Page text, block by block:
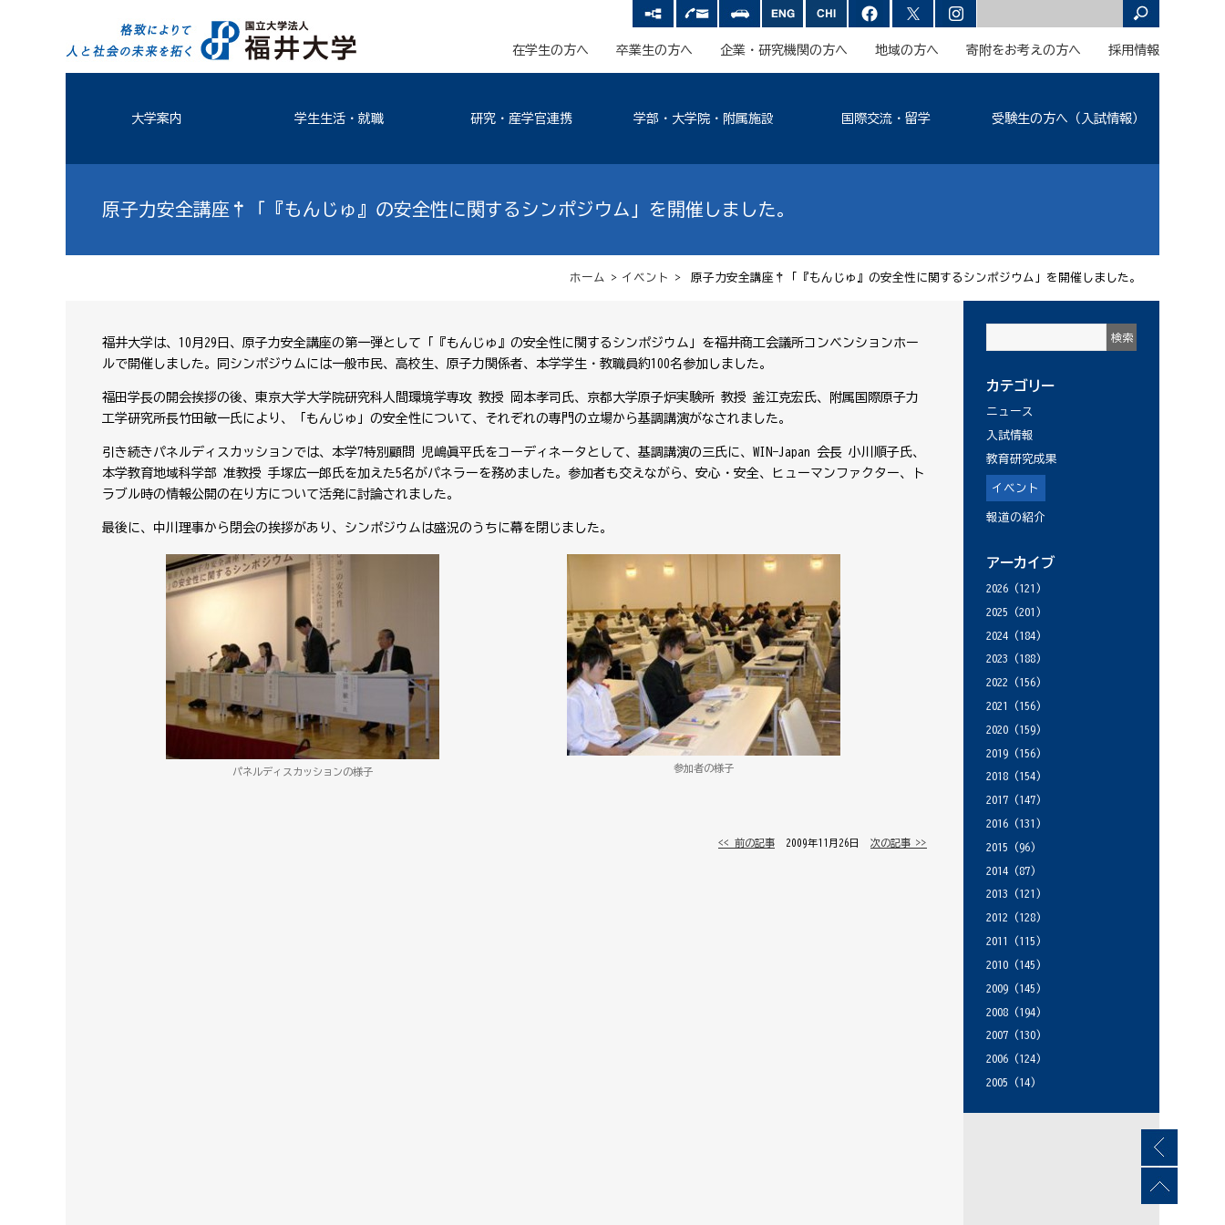
在学生の方へ 卒業生の方へ 企業・研究機関の方へ 地域の方へ 寄附をお考えの方へ 採用情報
大学案内 学生生活・就職 研究・産学官連携 学部・大学院・附属施設 国際交流・留学 受験生の方へ（入試情報）
原子力安全講座†「『もんじゅ』の安全性に関するシンポジウム」を開催しました。
ホーム > イベント > 原子力安全講座†「『もんじゅ』の安全性に関するシンポジウム」を開催しました。
福井大学は、10月29日、原子力安全講座の第一弾として「『もんじゅ』の安全性に関するシンポジウム」を福井商工会議所コンベンションホー
ルで開催しました。同シンポジウムには一般市民、高校生、原子力関係者、本学学生・教職員約100名参加しました。
福田学長の開会挨拶の後、東京大学大学院研究科人間環境学専攻 教授 岡本孝司氏、京都大学原子炉実験所 教授 釜江克宏氏、附属国際原子力
工学研究所長竹田敏一氏により、「もんじゅ」の安全性について、それぞれの専門の立場から基調講演がなされました。
引き続きパネルディスカッションでは、本学7特別顧問 児嶋眞平氏をコーディネータとして、基調講演の三氏に、WIN−Japan 会長 小川順子氏、
本学教育地域科学部 准教授 手塚広一郎氏を加えた5名がパネラーを務めました。参加者も交えながら、安心・安全、ヒューマンファクター、ト
ラブル時の情報公開の在り方について活発に討論されました。
最後に、中川理事から閉会の挨拶があり、シンポジウムは盛況のうちに幕を閉じました。
パネルディスカッションの様子 参加者の様子
<< 前の記事 │ 2009年11月26日 │ 次の記事 >>
カテゴリー
ニュース
入試情報
教育研究成果
イベント
報道の紹介
アーカイブ
2026 (121)
2025 (201)
2024 (184)
2023 (188)
2022 (156)
2021
(156)
2020 (159)
2019 (156)
2018 (154)
2017 (147)
2016 (131)
2015 (96)
2014 (87)
2013 (121)
2012 (128)
2011
(115)
2010 (145)
2009 (145)
2008 (194)
2007 (130)
2006 (124)
2005 (14)